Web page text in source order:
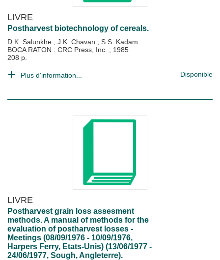
LIVRE
Postharvest biotechnology of cereals.
D.K. Salunkhe ; J.K. Chavan ; S.S. Kadam
BOCA RATON : CRC Press, Inc. ; 1985
208 p.
Plus d'information... Disponible
LIVRE
Postharvest grain loss assesment
methods. A manual of methods for the
evaluation of postharvest losses -
Meetings (08/09/1976 - 10/09/1976,
Harpers Ferry, Etats-Unis) (13/06/1977 -
24/06/1977, Sough, Angleterre).